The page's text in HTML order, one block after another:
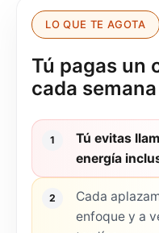
LO QUE TE AGOTA
Tú pagas un
cada semana
1
Tú evitas
energía
2
Cada
enfoque y a